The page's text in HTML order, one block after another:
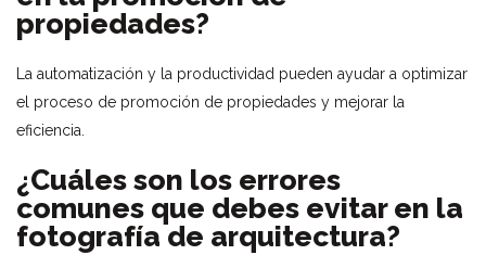
propiedades?
La automatización y la productividad pueden ayudar a optimizar
el proceso de promoción de propiedades y mejorar la
eficiencia.
¿Cuáles son los errores
comunes que debes evitar en la
fotografía de arquitectura?